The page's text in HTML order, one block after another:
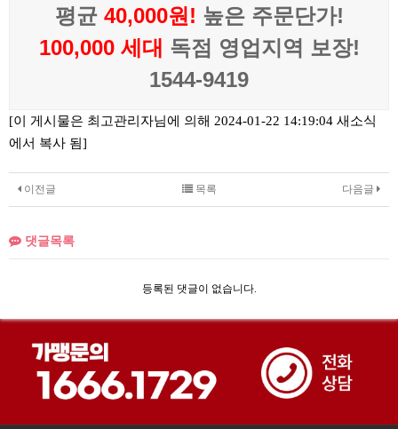
평균 40,000원! 높은 주문단가!
100,000 세대 독점 영업지역 보장!
1544-9419
[이 게시물은 최고관리자님에 의해 2024-01-22 14:19:04 새소식
에서 복사 됨]
이전글 다음글
목록
댓글목록
등록된 댓글이 없습니다.